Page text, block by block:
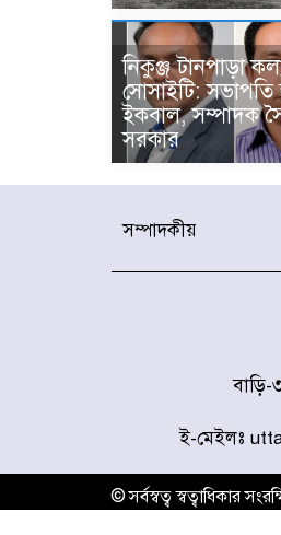
নিকুঞ্জ টানপাড়া
সোসাইটি: সভাপতি
ইকবাল, সম্পাদক
সরকার
সম্পাদকীয়
বাড়ি-
ই-মেইলঃ
© সর্বস্বত্ব স্বত্বাধিকার